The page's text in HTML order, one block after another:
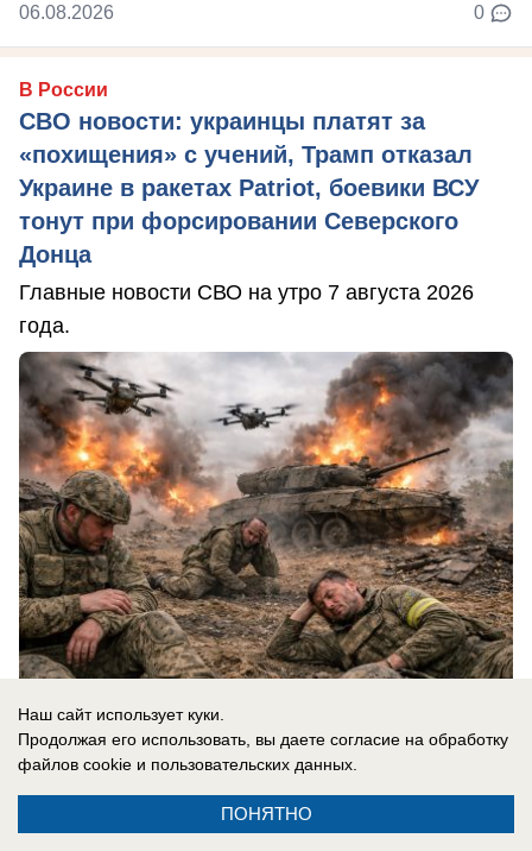
06.08.2026 0
В России
СВО новости: украинцы платят за
«похищения» с учений, Трамп отказал
Украине в ракетах Patriot, боевики ВСУ
тонут при форсировании Северского
Донца
Главные новости СВО на утро 7 августа 2026
года.
07.08.2026 0
Наш сайт использует куки.
Продолжая его использовать, вы даете согласие на обработку
файлов cookie и пользовательских данных.
ПОНЯТНО